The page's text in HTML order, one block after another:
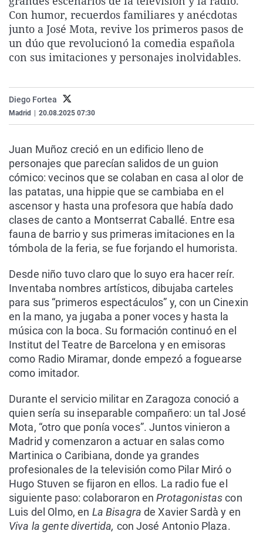
La rosa de los vientos
Gente viajera
Como el perro y el
Caso
Retornados
Equipo de
Extremadura
Galicia
La Rioja
Virales
Televisión
Elecciones
Con humor, recuerdos familiares y anécdotas
junto a José Mota, revive los primeros pasos de
un dúo que revolucionó la comedia española
con sus imitaciones y personajes inolvidables.
Diego Fortea
Madrid 20.08.2025 07:30
Juan Muñoz creció en un edificio lleno de
personajes que parecían salidos de un guion
cómico: vecinos que se colaban en casa al olor de
las patatas, una hippie que se cambiaba en el
ascensor y hasta una profesora que había dado
clases de canto a Montserrat Caballé. Entre esa
fauna de barrio y sus primeras imitaciones en la
tómbola de la feria, se fue forjando el humorista.
Desde niño tuvo claro que lo suyo era hacer reír.
Inventaba nombres artísticos, dibujaba carteles
para sus “primeros espectáculos” y, con un Cinexin
en la mano, ya jugaba a poner voces y hasta la
música con la boca. Su formación continuó en el
Institut del Teatre de Barcelona y en emisoras
como Radio Miramar, donde empezó a foguearse
como imitador.
Durante el servicio militar en Zaragoza conoció a
quien sería su inseparable compañero: un tal José
Mota, “otro que ponía voces”. Juntos vinieron a
Madrid y comenzaron a actuar en salas como
Martinica o Caribiana, donde ya grandes
profesionales de la televisión como Pilar Miró o
Hugo Stuven se fijaron en ellos. La radio fue el
siguiente paso: colaboraron enProtagonistascon
Luis del Olmo, en La Bisagra de Xavier Sardà y en
Viva la gente divertida, con José Antonio Plaza.